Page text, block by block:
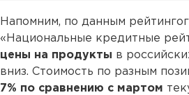
Напомним, по данным
«Национальные кредитные
цены на продукты в
вниз. Стоимость по разным
7% по сравнению с мартом